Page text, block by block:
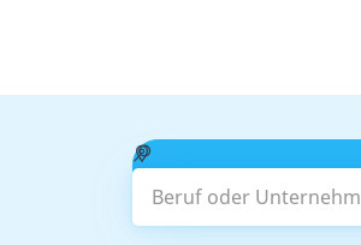
Beruf oder
Suchen